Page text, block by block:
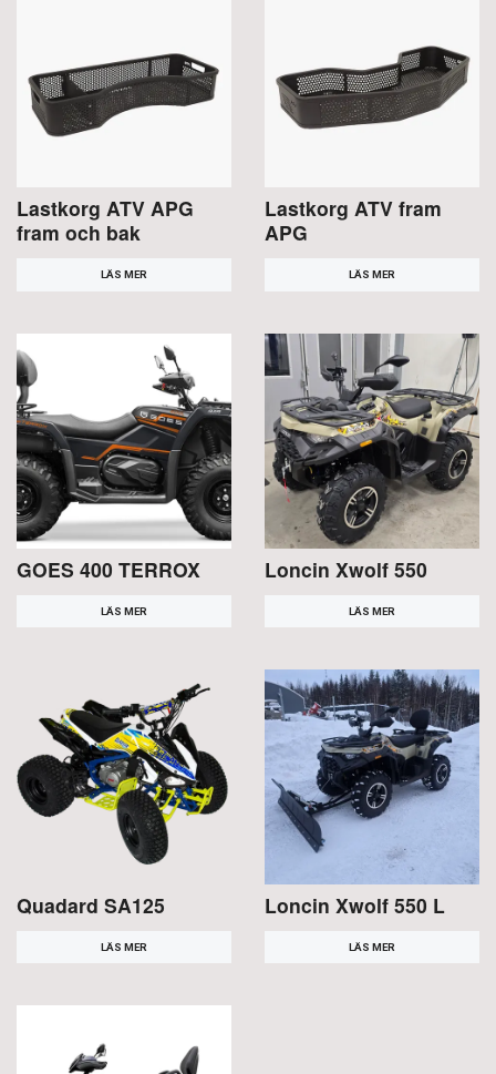
Lastkorg ATV APG
fram och bak
LÄS MER
Lastkorg ATV fram
APG
LÄS MER
GOES 400 TERROX
LÄS MER
Loncin Xwolf 550
LÄS MER
Quadard SA125
LÄS MER
Loncin Xwolf 550 L
LÄS MER